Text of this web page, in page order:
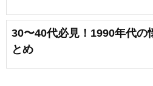
30〜40代必見！1990年代の
とめ